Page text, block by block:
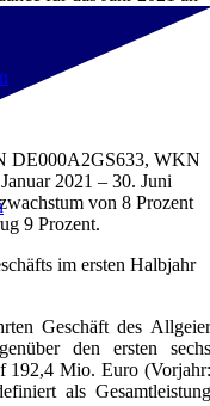
DE000A2GS633, WKN
2021 – 30. Juni
von 8 Prozent
9 Prozent.
im ersten Halbjahr
Geschäft des Allgeier
den ersten sechs
192,4 Mio. Euro (Vorjahr:
als Gesamtleistung